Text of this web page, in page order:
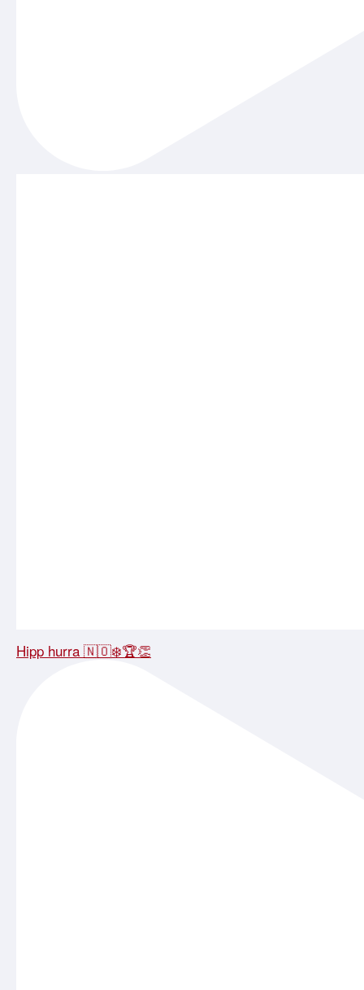
Hipp hurra 🇳🇴❄️🏆👏